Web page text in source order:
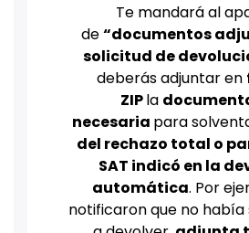
Te mandará al
de“documentos
solicitud de
deberás adjuntar en
ZIPla
necesaria para
del rechazo total o
SAT indicó en la
automática. Por
notificaron que no había